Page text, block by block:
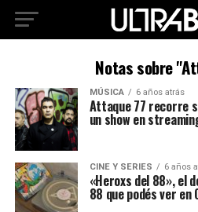
Notas sobre
MÚSICA 6 años atrás
Attaque 77 recorre
un show en
CINE Y SERIES 6 años
«Heroxs del 88», el
88 que podés ver en